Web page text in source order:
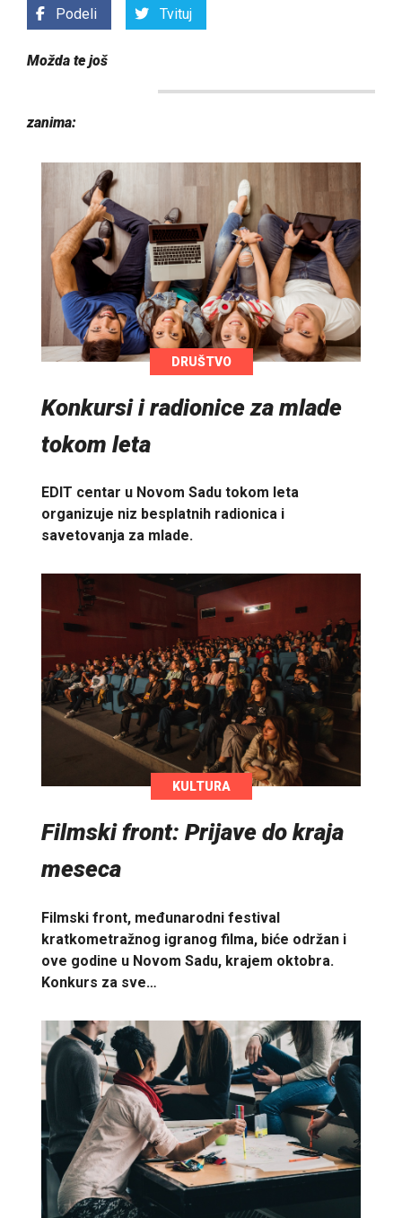
Podeli Tvituj
Možda te još
zanima:
DRUŠTVO
Konkursi i radionice za mlade
tokom leta
EDIT centar u Novom Sadu tokom leta
organizuje niz besplatnih radionica i
savetovanja za mlade.
KULTURA
Filmski front: Prijave do kraja
meseca
Filmski front, međunarodni festival
kratkometražnog igranog filma, biće održan i
ove godine u Novom Sadu, krajem oktobra.
Konkurs za sve…